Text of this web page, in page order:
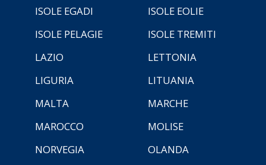
ISOLE EGADI
ISOLE EOLIE
ISOLE PELAGIE
ISOLE TREMITI
LAZIO
LETTONIA
LIGURIA
LITUANIA
MALTA
MARCHE
MAROCCO
MOLISE
NORVEGIA
OLANDA